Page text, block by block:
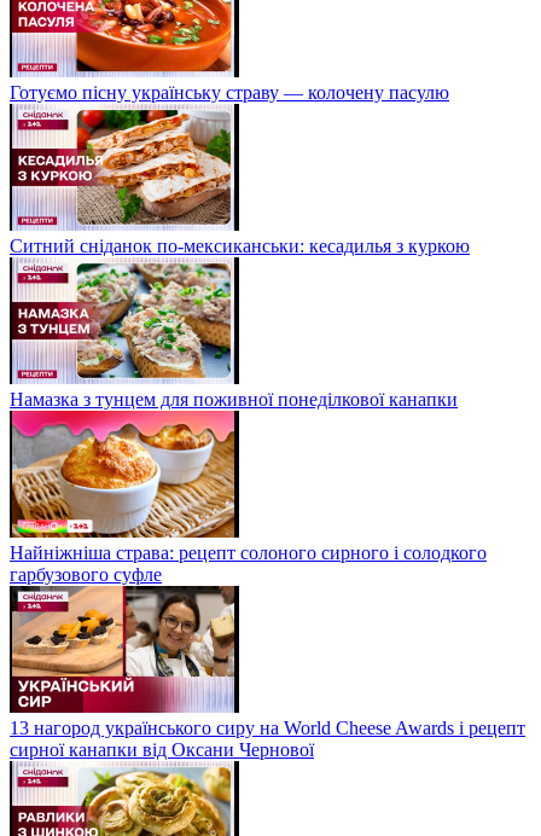
Готуємо пісну українську страву — колочену пасулю
Ситний сніданок по-мексиканськи: кесадилья з куркою
Намазка з тунцем для поживної понеділкової канапки
Найніжніша страва: рецепт солоного сирного і солодкого
гарбузового суфле
13 нагород українського сиру на World Cheese Awards і рецепт
сирної канапки від Оксани Чернової